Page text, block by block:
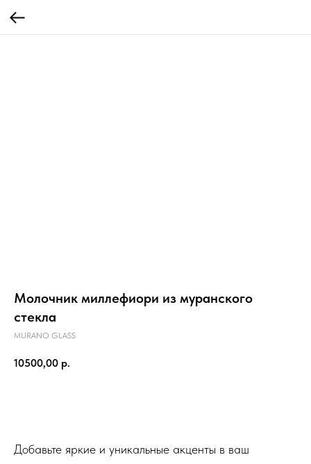
Молочник миллефиори из муранского
стекла
MURANO GLASS
10500,00 р.
Добавьте яркие и уникальные акценты в ваш